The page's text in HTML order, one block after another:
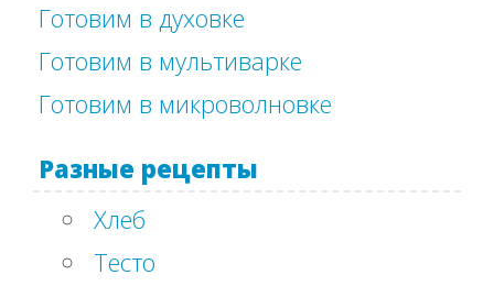
Готовим в духовке
Готовим в мультиварке
Готовим в микроволновке
Разные рецепты
Хлеб
Тесто